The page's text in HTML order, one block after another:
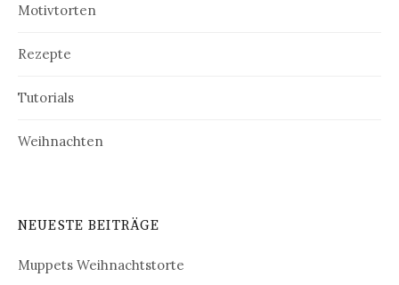
Motivtorten
Rezepte
Tutorials
Weihnachten
NEUESTE BEITRÄGE
Muppets Weihnachtstorte